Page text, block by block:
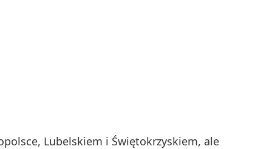
Lubelskiem i Świętokrzyskiem, ale